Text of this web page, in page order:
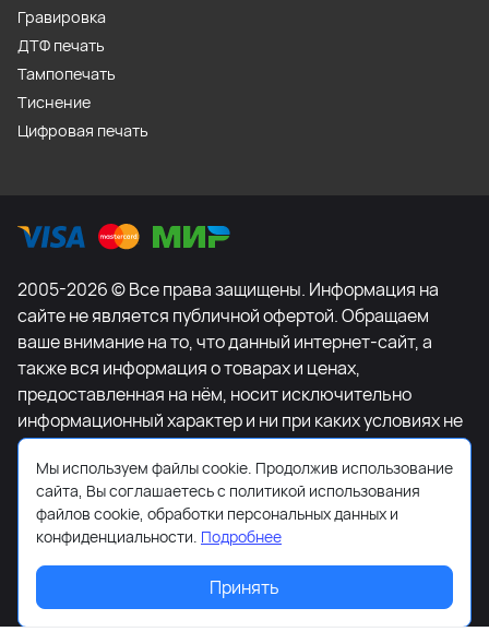
Гравировка
ДТФ печать
Тампопечать
Тиснение
Цифровая печать
2005-2026 © Все права защищены. Информация на
сайте не является публичной офертой. Обращаем
ваше внимание на то, что данный интернет-сайт, а
также вся информация о товарах и ценах,
предоставленная на нём, носит исключительно
информационный характер и ни при каких условиях не
является публичной офертой, определяемой
положениями Статьи 437 Гражданского кодекса
Российской Федерации. Для получения подробной
информации о наличии и стоимости указанных
товаров и (или) услуг, пожалуйста, обращайтесь к
менеджеру сайта с помощью специальной формы
связи или по телефону +7-495-627-77-11.
Мы используем файлы cookie. Продолжив использование
сайта, Вы соглашаетесь с политикой использования
файлов cookie, обработки персональных данных и
конфиденциальности. Подробнее
Принять